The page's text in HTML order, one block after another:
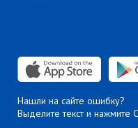
Нашли на сайте ошибку?
Выделите текст и нажмите